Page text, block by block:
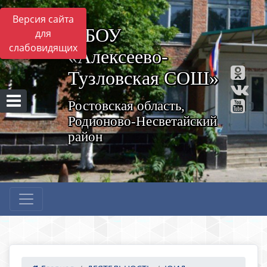
Версия сайта
для
слабовидящих
МБОУ
«Алексеево-
Тузловская СОШ»
Ростовская область,
Родионово-Несветайский
район